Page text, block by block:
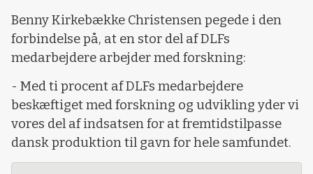
Benny Kirkebække Christensen pegede i den
forbindelse på, at en stor del af DLFs
medarbejdere arbejder med forskning:
- Med ti procent af DLFs medarbejdere
beskæftiget med forskning og udvikling yder vi
vores del af indsatsen for at fremtidstilpasse
dansk produktion til gavn for hele samfundet.